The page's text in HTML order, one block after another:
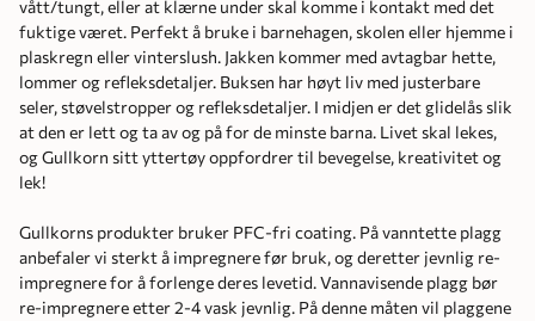
vått/tungt, eller at klærne under skal komme i kontakt med det
fuktige været. Perfekt å bruke i barnehagen, skolen eller hjemme i
plaskregn eller vinterslush. Jakken kommer med avtagbar hette,
lommer og refleksdetaljer. Buksen har høyt liv med justerbare
seler, støvelstropper og refleksdetaljer. I midjen er det glidelås slik
at den er lett og ta av og på for de minste barna. Livet skal lekes,
og Gullkorn sitt yttertøy oppfordrer til bevegelse, kreativitet og
lek!
Gullkorns produkter bruker PFC-fri coating. På vanntette plagg
anbefaler vi sterkt å impregnere før bruk, og deretter jevnlig re-
impregnere for å forlenge deres levetid. Vannavisende plagg bør
re-impregnere etter 2-4 vask jevnlig. På denne måten vil plaggene